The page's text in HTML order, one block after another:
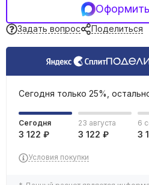
Задать вопрос Поделиться
Сегодня только 25%,
Сегодня
3 122 ₽
23 августа
3 122 ₽
6
3
Условия покупки